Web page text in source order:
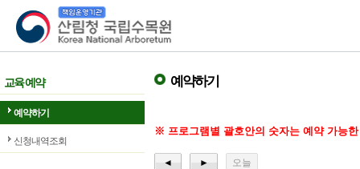
산림청 국립수목원
교육 예약
예약하기
신청내역조회
예약하기
※ 프로그램별 괄호안의 숫자는 예약 가능
◄ ► 오늘